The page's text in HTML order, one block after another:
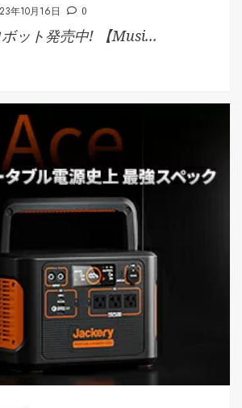
年10月16日 0
ット発売中! 【Musi...